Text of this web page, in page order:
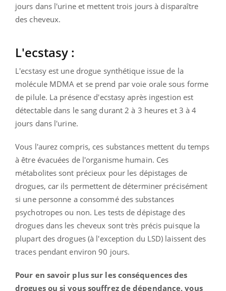
jours dans l'urine et mettent trois jours à disparaître
des cheveux.
L'ecstasy :
L'ecstasy est une drogue synthétique issue de la
molécule MDMA et se prend par voie orale sous forme
de pilule. La présence d'ecstasy après ingestion est
détectable dans le sang durant 2 à 3 heures et 3 à 4
jours dans l'urine.
Vous l'aurez compris, ces substances mettent du temps
à être évacuées de l'organisme humain. Ces
métabolites sont précieux pour les dépistages de
drogues, car ils permettent de déterminer précisément
si une personne a consommé des substances
psychotropes ou non. Les tests de dépistage des
drogues dans les cheveux sont très précis puisque la
plupart des drogues (à l'exception du LSD) laissent des
traces pendant environ 90 jours.
Pour en savoir plus sur les conséquences des
drogues ou si vous souffrez de dépendance, vous